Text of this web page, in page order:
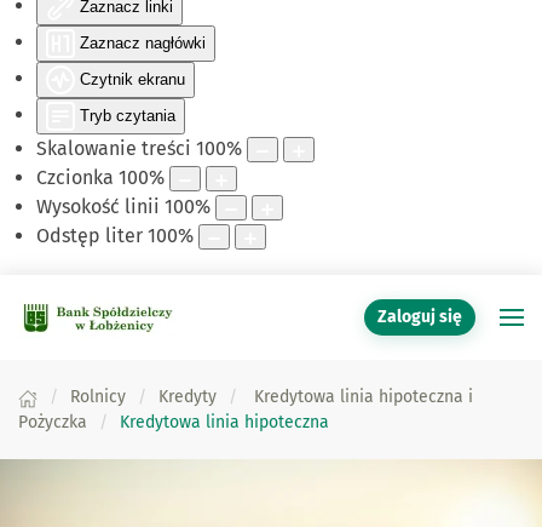
Zaznacz linki
Zaznacz nagłówki
Czytnik ekranu
Tryb czytania
Skalowanie treści 100%
Czcionka 100%
Wysokość linii 100%
Odstęp liter 100%
Zaloguj się
Rolnicy Kredyty
Kredytowa linia hipoteczna i
Pożyczka
Kredytowa linia hipoteczna